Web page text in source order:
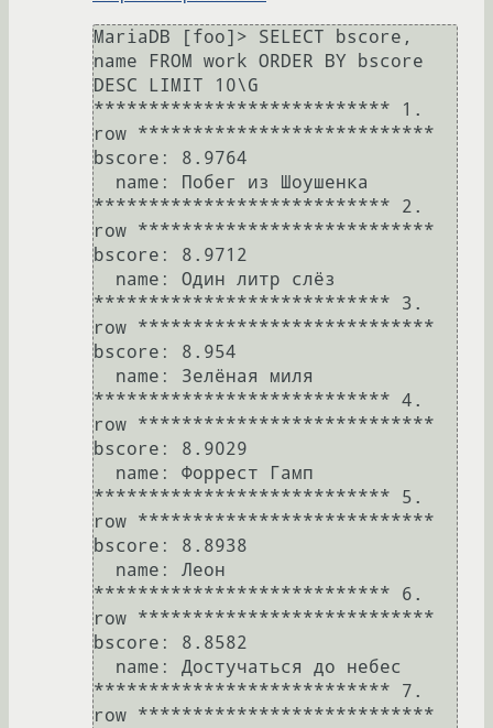
MariaDB [foo]> SELECT bscore,
name FROM work ORDER BY bscore
DESC LIMIT 10\G
*************************** 1.
row ***************************
bscore: 8.9764
*************************** 2.
row ***************************
bscore: 8.9712
*************************** 3.
row ***************************
bscore: 8.954
*************************** 4.
row ***************************
bscore: 8.9029
*************************** 5.
row ***************************
bscore: 8.8938
*************************** 6.
row ***************************
bscore: 8.8582
*************************** 7.
row ***************************